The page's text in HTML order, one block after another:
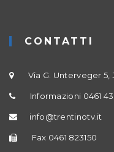
CONTATTI
Via G. Unterveger 5,
Informazioni 0461
info@trentinotv.it
Fax 0461 823150